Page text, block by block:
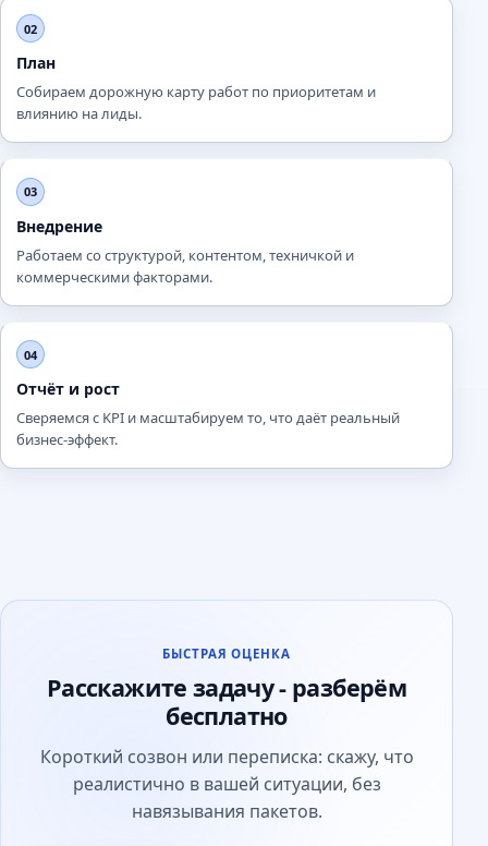
02
План
Собираем дорожную карту работ по приоритетам и
влиянию на лиды.
03
Внедрение
Работаем со структурой, контентом, техничкой и
коммерческими факторами.
04
Отчёт и рост
Сверяемся с KPI и масштабируем то, что даёт реальный
бизнес-эффект.
БЫСТРАЯ ОЦЕНКА
Расскажите задачу - разберём
бесплатно
Короткий созвон или переписка: скажу, что
реалистично в вашей ситуации, без
навязывания пакетов.